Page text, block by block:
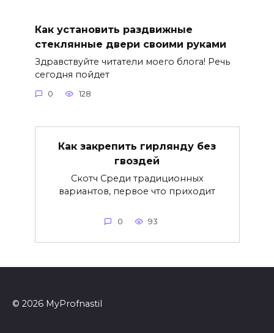
Как установить раздвижные
стеклянные двери своими руками
Здравствуйте читатели моего блога! Речь
сегодня пойдет
0 128
Как закрепить гирлянду без
гвоздей
Скотч Среди традиционных
вариантов, первое что приходит
0 93
© 2026 MyProfnastil